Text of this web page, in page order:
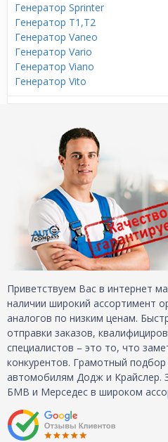
Генератор Sprinter
Генератор T1,T2
Генератор Vaneo
Генератор Vario
Генератор Viano
Генератор Vito
Приветствуем Вас в интернет
наличии широкий ассортимент
аналогов по низким ценам.
отправки заказов,
специалистов – это то, что
конкурентов. Грамотный
автомобилям Додж и Крайслер.
БМВ и Мерседес в широком